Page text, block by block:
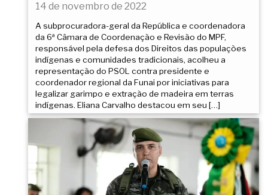
14 de novembro de 2022
A subprocuradora-geral da República e coordenadora
da 6ª Câmara de Coordenação e Revisão do MPF,
responsável pela defesa dos Direitos das populações
indígenas e comunidades tradicionais, acolheu a
representação do PSOL contra presidente e
coordenador regional da Funai por iniciativas para
legalizar garimpo e extração de madeira em terras
indígenas. Eliana Carvalho destacou em seu […]